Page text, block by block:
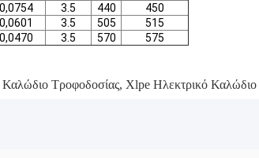
0,0754 3.5 440
450
0,0601 3.5 505
515
0,0470 3.5 570 575
Τροφοδοσίας, Xlpe Ηλεκτρικό Καλώδιο